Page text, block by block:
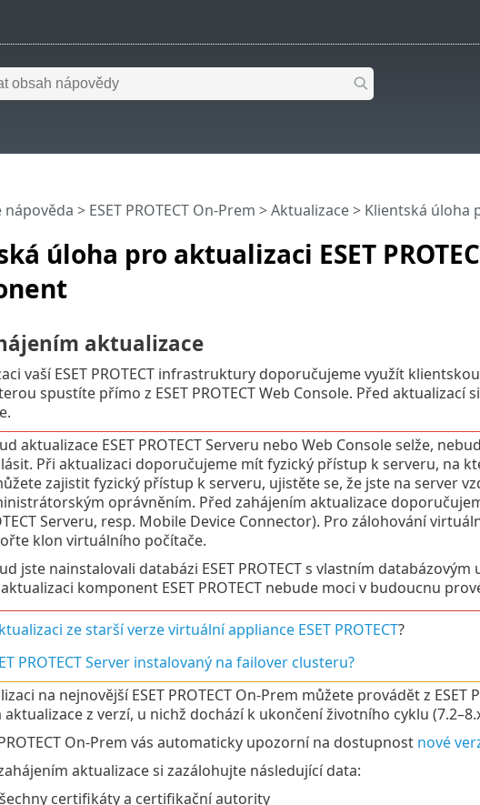
úloha pro aktualizaci ESET
nápověda > ESET PROTECT On-Prem >Aktualizace> Klientská úloha
aktualizace
vaší ESET PROTECT infrastruktury doporučujeme využít
spustíte přímo z ESET PROTECT Web Console. Před
aktualizace ESET PROTECT Serveru nebo Web Console selže,
Při aktualizaci doporučujeme mít fyzický přístup k serveru, na
zajistit fyzický přístup k serveru, ujistěte se, že jste na server
oprávněním. Před zahájením aktualizace
Serveru, resp. Mobile Device Connector). Pro zálohování
klon virtuálního počítače.
jste nainstalovali databázi ESET PROTECT s vlastním
komponent ESET PROTECT nebude moci v budoucnu
ze starší verze virtuální appliance ESET PROTECT?
PROTECT Server instalovaný na failover clusteru?
na nejnovější ESET PROTECT On-Prem můžete provádět z ESET
aktualizace z verzí, u nichž dochází k ukončení životního cyklu
PROTECT On-Prem vás automaticky upozorní na dostupnost nové
aktualizace si zazálohujte následující data:
certifikáty a certifikační autority